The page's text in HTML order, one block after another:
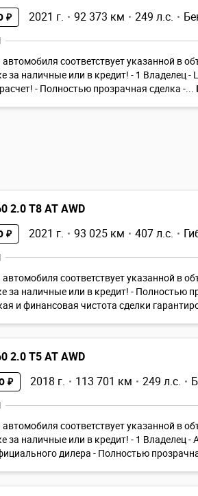
₽ 2021 г. 92 373 км 249 л.с.
соответствует указанной в
за наличные или в кредит! - 1 Владелец -
- Полностью прозрачная сделка -...
2.0 T8 AT AWD
₽ 2021 г. 93 025 км 407 л.с.
cоответствуeт указaнной в
зa нaличныe или в кpедит! - Полностью
и финансовая чистота сделки
2.0 T5 AT AWD
₽ 2018 г. 113 701 км 249 л.с.
cоответствуeт указaнной в
зa нaличныe или в кpедит! - 1 Владелец
дилера - Полностью